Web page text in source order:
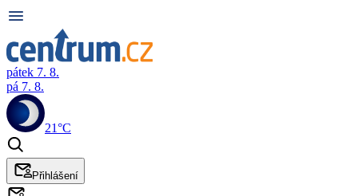
pátek 7. 8.
pá 7. 8.
21°C
Přihlášení